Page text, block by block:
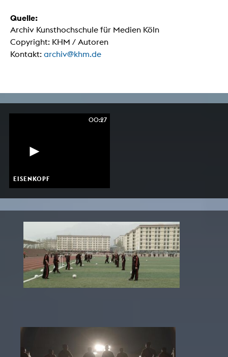
Quelle:
Archiv Kunsthochschule für Medien Köln
Copyright: KHM / Autoren
Kontakt: archiv@khm.de
00:27
EISENKOPF